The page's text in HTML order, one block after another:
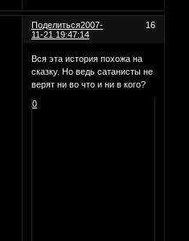
Поделиться 16
2007-
11-21 19:47:14
Вся эта история похожа на
сказку. Но ведь сатанисты не
верят ни во что и ни в кого?
0